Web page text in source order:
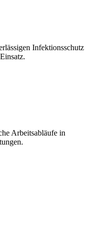
Infektionsschutz
Arbeitsabläufe in